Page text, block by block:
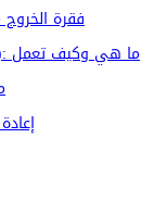
فقرة
القيمة الاستثمارية المشتقة (Div): ما هي وكيف تعمل